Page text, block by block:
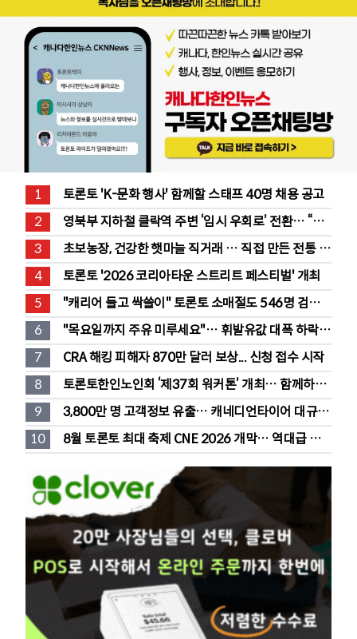
1
토론토 'K-문화 행사' 함께할 스태프 40명 채용 공고
2
영북부 지하철 클락역 주변 ‘임시 우회로’ 전환… “영
스트리트 바뀐다”
3
초보농장, 건강한 햇마늘 직거래 … 직접 만든 전통 장
류도 판매
4
토론토 '2026 코리아타운 스트리트 페스티벌' 개최
5
"캐리어 들고 싹쓸이" 토론토 소매절도 546명 검
거…훔친 물건 재유통
6
"목요일까지 주유 미루세요"… 휘발유값 대폭 하락
예고
7
CRA 해킹 피해자 870만 달러 보상... 신청 접수 시작
8
토론토한인노인회 ‘제37회 워커톤’ 개최… 함께하는
따뜻한 나눔
9
3,800만 명 고객정보 유출… 캐네디언타이어 대규모
집단소송 직면
10
8월 토론토 최대 축제 CNE 2026 개막… 역대급 즐
길거리 풍성